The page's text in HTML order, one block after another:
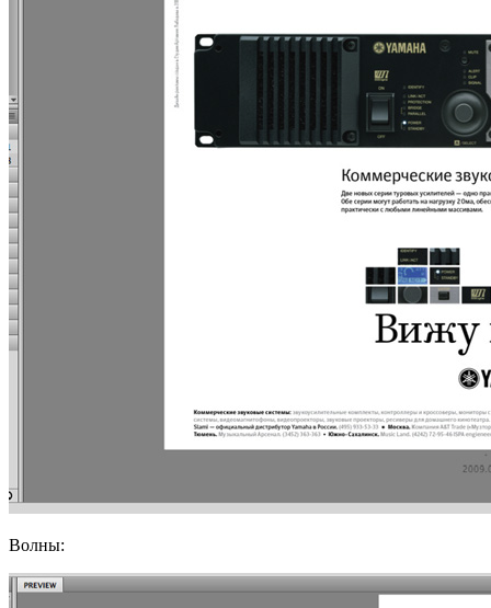
Волны: